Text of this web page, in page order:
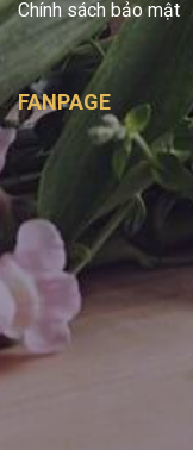
Chính sách bảo mật
FANPAGE